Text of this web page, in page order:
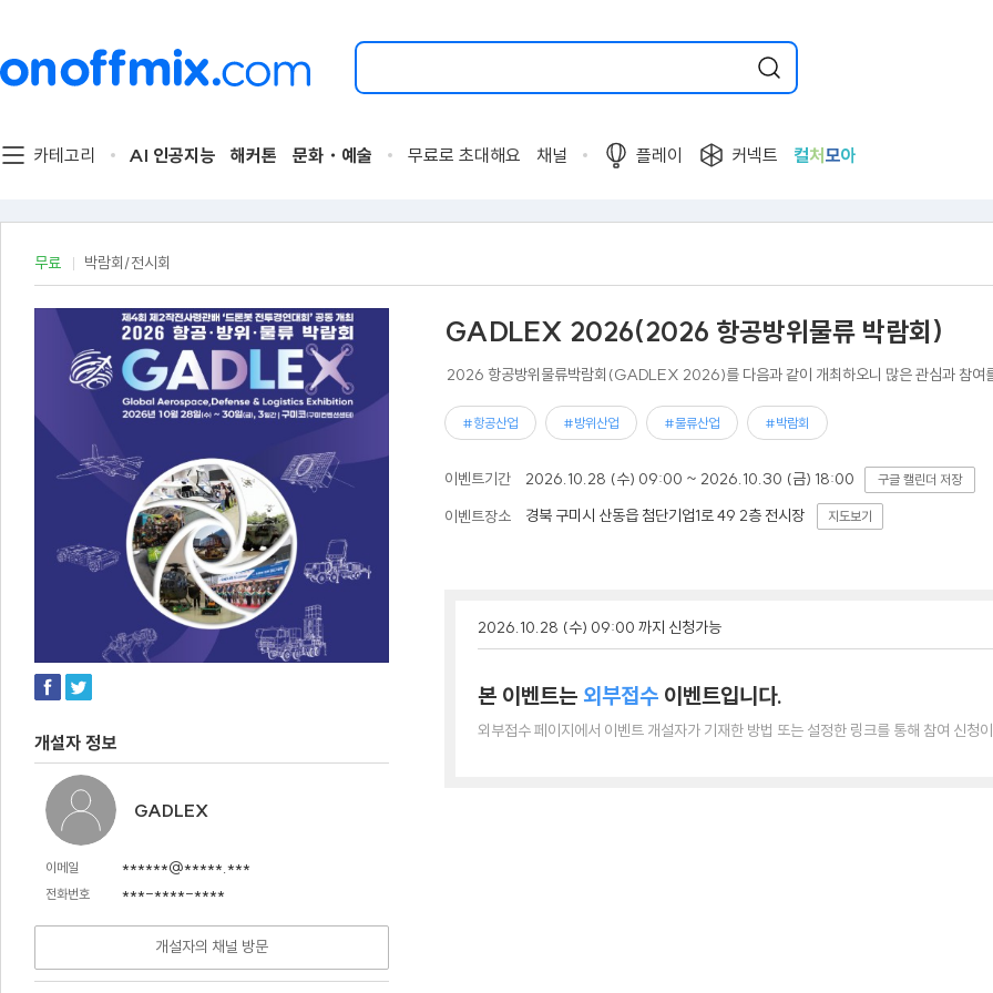
검
할
트
를
해
요.
카테고리 AI 인공지능 해커톤 문화・예술 무료로 초대해요 채널 플레이 커넥트 컬처 모아
무료 박람회/전시회
개설자 정보
GADLEX
이메일 ******@*****.***
전화번호 ***-****-****
개설자의 채널 방문
GADLEX 2026(2026 항공방위물류 박람회)
2026 항공방위물류박람회(GADLEX 2026)를 다음과 같이 개최하오니 많은 관심과 참여
#항공산업 #방위산업 #물류산업 #박람회
이벤트기간 2026.10.28 (수) 09:00 ~ 2026.10.30 (금) 18:00 구글 캘린더 저장
이벤트장소 경북 구미시 산동읍 첨단기업1로 49 2층 전시장 지도보기
2026.10.28 (수) 09:00 까지 신청가능
본 이벤트는 외부접수 이벤트입니다.
외부접수 페이지에서 이벤트 개설자가 기재한 방법 또는 설정한 링크를 통해 참여 신청